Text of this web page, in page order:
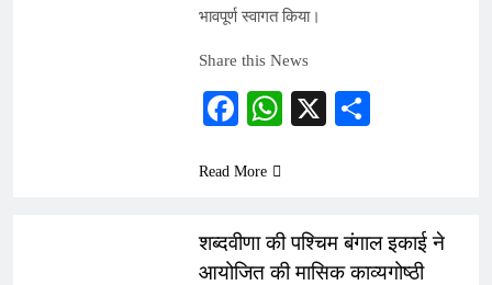
भावपूर्ण स्वागत किया।
Share this News
Facebook
WhatsApp
X
Read More
शब्दवीणा की पश्चिम बंगाल इकाई ने
आयोजित की मासिक काव्यगोष्ठी